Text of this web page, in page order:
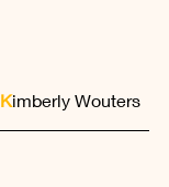
Kimberly Wouters